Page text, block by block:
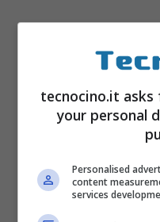
tecnocino.it asks
your personal
Personalised
content
services